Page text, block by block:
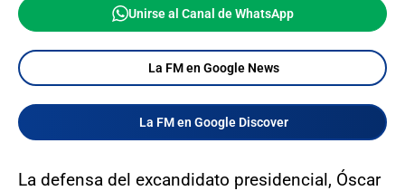
Unirse al Canal de WhatsApp
La FM en Google News
La FM en Google Discover
La defensa del excandidato presidencial, Óscar